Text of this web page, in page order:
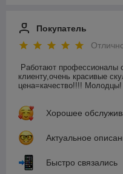
Покупатель
Работают профессионалы
клиенту,очень красивые
цена=качество!!!! Молодцы!
Хорошее
Актуальное
Быстро связались